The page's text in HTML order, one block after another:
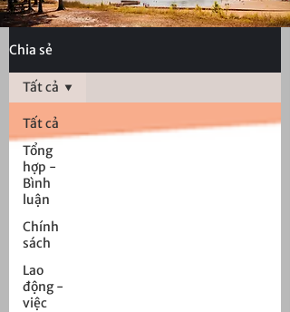
Chia sẻ
Tất cả
Tổng
hợp -
Bình
luận
Chính
sách
Lao
động -
việc
Tất cả